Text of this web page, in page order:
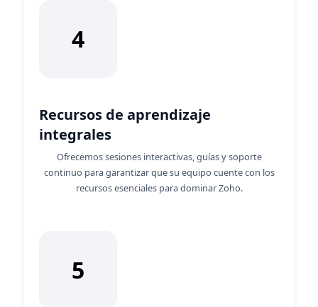
4
Recursos de aprendizaje
integrales
Ofrecemos sesiones interactivas, guías y soporte
continuo para garantizar que su equipo cuente con los
recursos esenciales para dominar Zoho.
5